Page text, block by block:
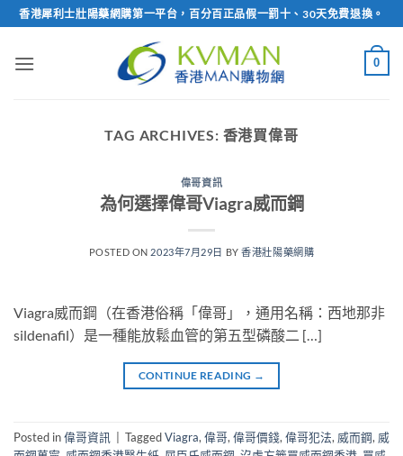
Skip
to
content
香港犀利士壯陽藥網購第一平台，百分百正品假一罰十、30天免費退換。
0
TAG ARCHIVES: 香港買偉哥
偉哥資訊
為何選擇偉哥Viagra威而鋼
POSTED ON 2023年7月29日 BY香港壯陽藥網購
Viagra威而鋼（在香港俗稱「偉哥」，通用名稱：西地那非
sildenafil）是一種能放鬆血管的第五型磷酸二 […]
CONTINUE READING →
Posted in偉哥資訊 TaggedViagra, 偉哥, 偉哥價錢, 偉哥犯法, 威而鋼, 威